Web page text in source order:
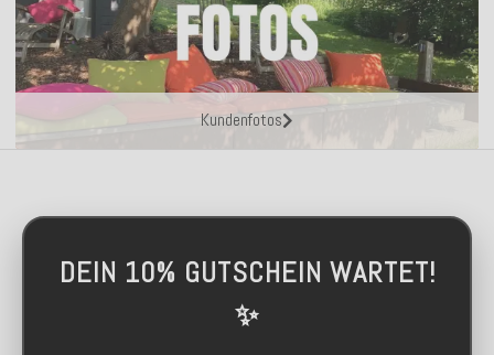
Kundenfotos
DEIN 10% GUTSCHEIN WARTET!
✨